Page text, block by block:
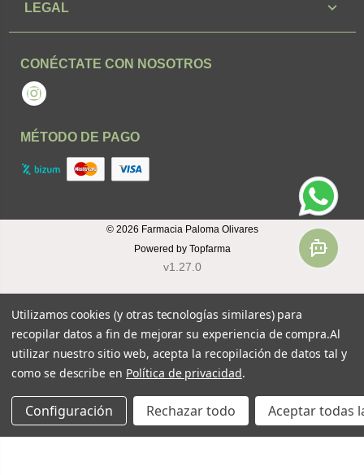
LEGAL
CONÉCTATE CON NOSOTROS
Instagram
MÉTODO DE PAGO
© 2026 Farmacia Paloma Olivares
Powered by Topfarma
v1.27.0
Utilizamos cookies (y otras tecnologías similares) para
recopilar datos a fin de mejorar su experiencia de compra.Al
utilizar nuestro sitio web, acepta la recopilación de datos tal y
como se describe en Política de privacidad.
Configuración Rechazar todo Aceptar todas